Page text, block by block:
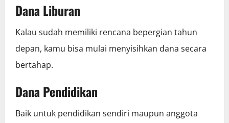
Dana Liburan
Kalau sudah memiliki rencana bepergian tahun
depan, kamu bisa mulai menyisihkan dana secara
bertahap.
Dana Pendidikan
Baik untuk pendidikan sendiri maupun anggota